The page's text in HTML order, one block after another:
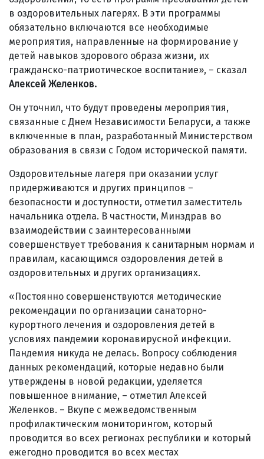
в оздоровительных лагерях. В эти программы
обязательно включаются все необходимые
мероприятия, направленные на формирование у
детей навыков здорового образа жизни, их
гражданско-патриотическое воспитание», – сказал
Алексей Желенков.
Он уточнил, что будут проведены мероприятия,
связанные с Днем Независимости Беларуси, а также
включенные в план, разработанный Министерством
образования в связи с Годом исторической памяти.
Оздоровительные лагеря при оказании услуг
придерживаются и других принципов –
безопасности и доступности, отметил заместитель
начальника отдела. В частности, Минздрав во
взаимодействии с заинтересованными
совершенствует требования к санитарным нормам и
правилам, касающимся оздоровления детей в
оздоровительных и других организациях.
«Постоянно совершенствуются методические
рекомендации по организации санаторно-
курортного лечения и оздоровления детей в
условиях пандемии коронавирусной инфекции.
Пандемия никуда не делась. Вопросу соблюдения
данных рекомендаций, которые недавно были
утверждены в новой редакции, уделяется
повышенное внимание, – отметил Алексей
Желенков. – Вкупе с межведомственным
профилактическим мониторингом, который
проводится во всех регионах республики и который
ежегодно проводится во всех местах